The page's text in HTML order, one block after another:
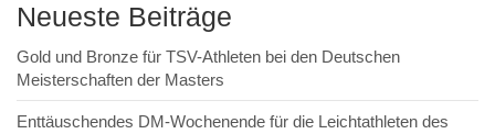
Neueste Beiträge
Gold und Bronze für TSV-Athleten bei den Deutschen
Meisterschaften der Masters
Enttäuschendes DM-Wochenende für die Leichtathleten des